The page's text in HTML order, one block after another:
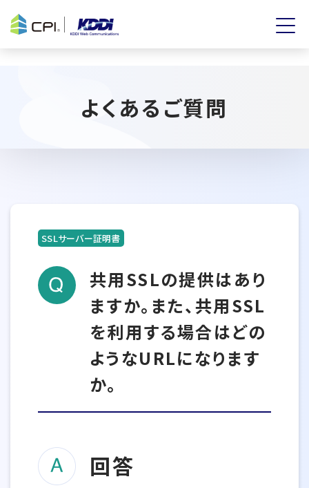
よくあるご質問
SSLサーバー証明書
共用SSLの提供はあり
ますか。また、共用SSL
を利用する場合はどの
ようなURLになります
か。
回答